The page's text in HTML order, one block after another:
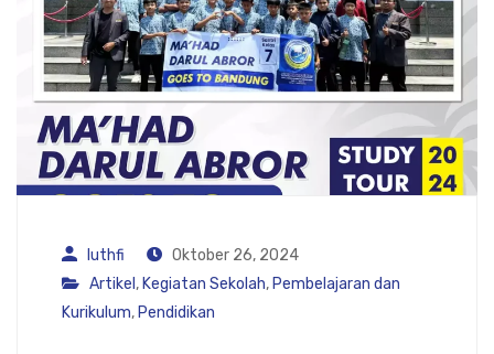
luthfi
Oktober 26, 2024
Artikel , Kegiatan Sekolah, Pembelajaran dan
Kurikulum, Pendidikan